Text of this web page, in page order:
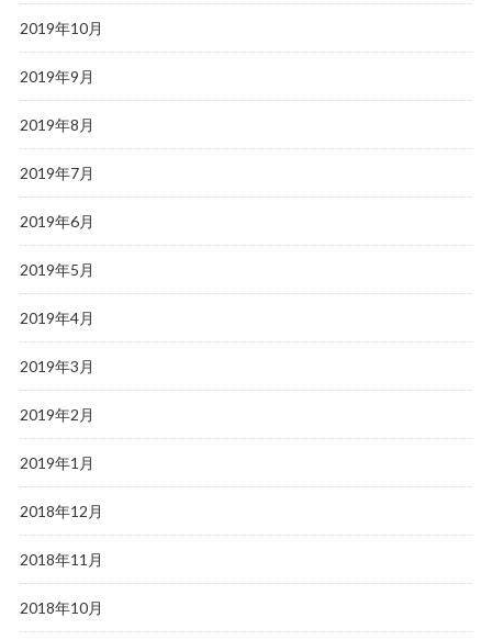
2019年10月
2019年9月
2019年8月
2019年7月
2019年6月
2019年5月
2019年4月
2019年3月
2019年2月
2019年1月
2018年12月
2018年11月
2018年10月